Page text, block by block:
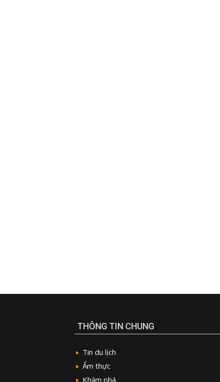
THÔNG TIN CHUNG
Tin du lịch
Ẩm thực
Khám phá